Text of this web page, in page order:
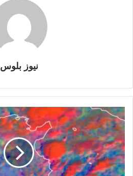
نيوز بلوس